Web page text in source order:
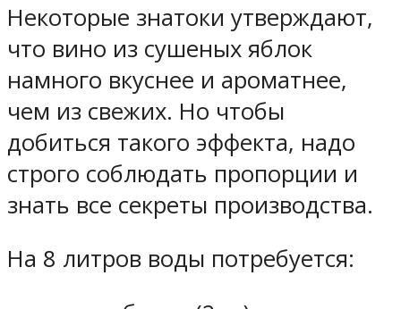
Некоторые знатоки утверждают,
что вино из сушеных яблок
намного вкуснее и ароматнее,
чем из свежих. Но чтобы
добиться такого эффекта, надо
строго соблюдать пропорции и
знать все секреты производства.
На 8 литров воды потребуется: